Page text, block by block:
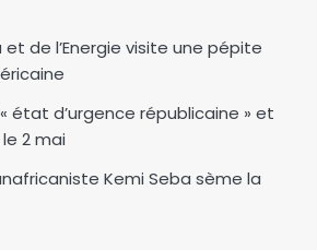
et de l’Energie visite une pépite
état d’urgence républicaine » et
2 mai
Kemi Seba sème la